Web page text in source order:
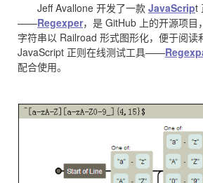
Jeff Avallone 开发了一款 JavaScript
——Regexper，是 GitHub 上的开源项目
字符串以 Railroad 形式图形化，便于阅读
JavaScript 正则在线测试工具——
配合使用。